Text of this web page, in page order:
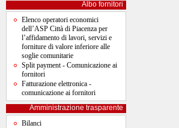
Albo fornitori
Elenco operatori economici
dell’ASP Città di Piacenza per
l’affidamento di lavori, servizi e
forniture di valore inferiore alle
soglie comunitarie
Split payment - Comunicazione ai
fornitori
Fatturazione elettronica -
comunicazione ai fornitori
Amministrazione trasparente
Bilanci